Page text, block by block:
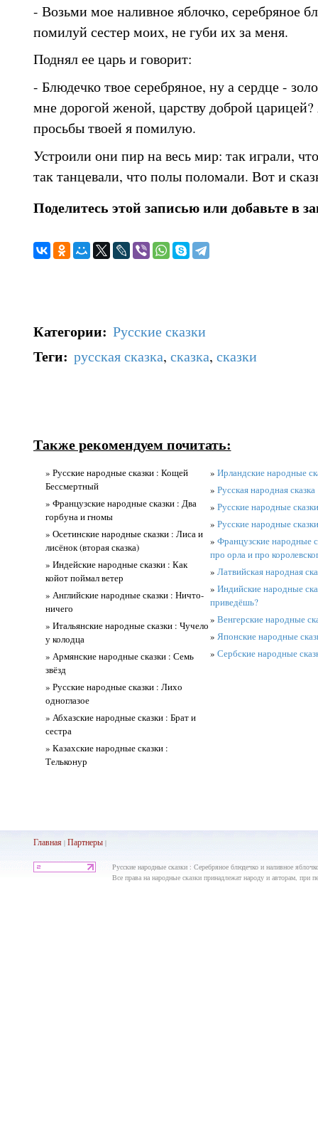
- Возьми мое наливное яблочко, серебряное
помилуй сестер моих, не губи их за меня.
Поднял ее царь и говорит:
- Блюдечко твое серебряное, ну а сердце -
мне дорогой женой, царству доброй царицей?
просьбы твоей я помилую.
Устроили они пир на весь мир: так играли,
так танцевали, что полы поломали. Вот и
Поделитесь этой записью или добавьте в
Категории: Русские сказки
Теги: русская сказка, сказка, сказки
Также рекомендуем почитать:
» Русские народные сказки : Кощей
Бессмертный
» Французские народные сказки : Два
горбуна и гномы
» Осетинские народные сказки : Лиса и
лисёнок (вторая сказка)
» Индейские народные сказки : Как
койот поймал ветер
» Английские народные сказки : Ничто-
ничего
» Итальянские народные сказки : Чучело
у колодца
» Армянские народные сказки : Семь
звёзд
» Русские народные сказки : Лихо
одноглазое
» Абхазские народные сказки : Брат и
сестра
» Казахские народные сказки :
Тельконур
» Ирландские народные
» Русская народная
» Русские народные
» Русские народные
» Французские народные
про орла и про
» Латвийская народная
» Индийские народные
приведёшь?
» Венгерские народные
» Японские народные
» Сербские народные
Главная| Партнеры|
Русские народные сказки : Серебряное блюдечко и наливное
Все права на народные сказки принадлежат народу и авторам, при